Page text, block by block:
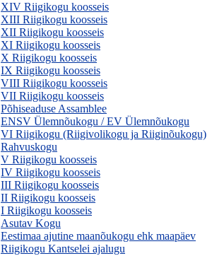
XIV Riigikogu koosseis
XIII Riigikogu koosseis
XII Riigikogu koosseis
XI Riigikogu koosseis
X Riigikogu koosseis
IX Riigikogu koosseis
VIII Riigikogu koosseis
VII Riigikogu koosseis
Põhiseaduse Assamblee
ENSV Ülemnõukogu / EV Ülemnõukogu
VI Riigikogu (Riigivolikogu ja Riiginõukogu)
Rahvuskogu
V Riigikogu koosseis
IV Riigikogu koosseis
III Riigikogu koosseis
II Riigikogu koosseis
I Riigikogu koosseis
Asutav Kogu
Eestimaa ajutine maanõukogu ehk maapäev
Riigikogu Kantselei ajalugu